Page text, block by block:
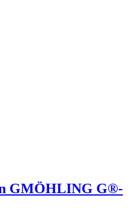
GMÖHLING G®-